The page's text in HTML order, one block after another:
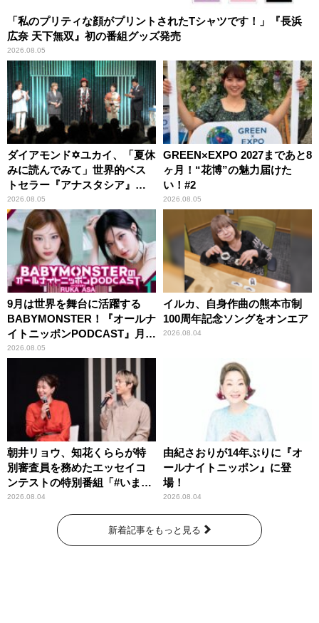
「私のプリティな顔がプリントされたTシャツです！」『長浜
広奈 天下無双』初の番組グッズ発売
2026.08.05
ダイアモンド✡ユカイ、「夏休
みに読んでみて」世界的ベス
トセラー『アナスタシア』を
紹介
2026.08.05
GREEN×EXPO 2027まであと8
ヶ月！“花博”の魅力届けた
い！#2
2026.08.05
9月は世界を舞台に活躍する
BABYMONSTER！『オールナ
イトニッポンPODCAST』月替
わりパーソナリティ
2026.08.05
イルカ、自身作曲の熊本市制
100周年記念ソングをオンエア
2026.08.04
朝井リョウ、知花くららが特
別審査員を務めたエッセイコ
ンテストの特別番組「#いまあ
なたに伝えたいこと」
2026.08.04
由紀さおりが14年ぶりに『オ
ールナイトニッポン』に登
場！
2026.08.04
新着記事をもっと見る